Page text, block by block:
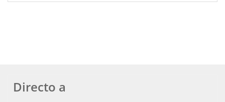
Directo a